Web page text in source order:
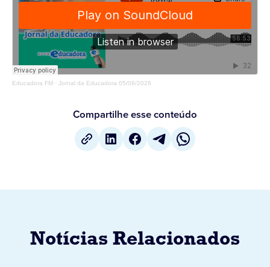
Educadora FM · Jornal da Educadora 05/06/2026
Compartilhe esse conteúdo
Notícias Relacionados